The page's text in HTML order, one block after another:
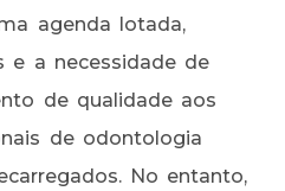
agenda lotada,
e a necessidade de
de qualidade aos
de odontologia
No entanto,